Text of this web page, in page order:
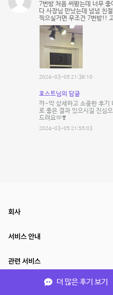
7번방 처음 써봤는데 너무
다 사장님 만났는데 넘넘 친
찍으실거면 무조건 7번방!!
2024-03-05 21:38:10
호스트님의 답글
꺄~악 상세하고 소중한 후기
로 좋은 결과 있으시길 진심
드려요🫶❣️
2024-03-05 21:55:03
더 많은 후기 보기
회사
서비스 안내
관련 서비스